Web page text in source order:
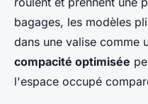
bagages, les modèles
dans une valise comme
compacité optimisée
l'espace occupé